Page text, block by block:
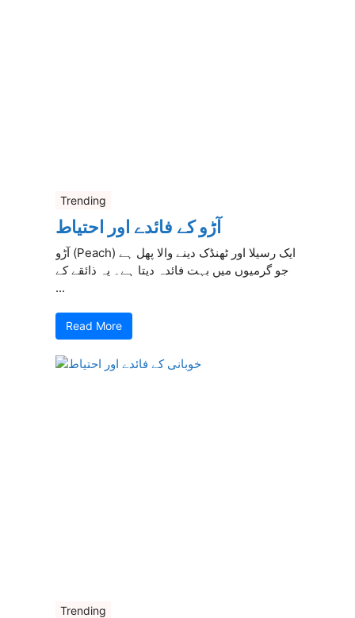
Trending
آڑو کے فائدے اور احتیاط
آڑو (Peach) ایک رسیلا اور ٹھنڈک دینے والا پھل ہے
جو گرمیوں میں بہت فائدہ دیتا ہے۔ یہ ذائقے کے
...
Read More
Trending